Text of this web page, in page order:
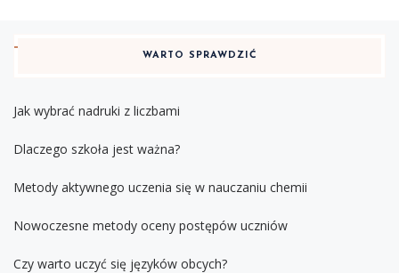
WARTO SPRAWDZIĆ
Jak wybrać nadruki z liczbami
Dlaczego szkoła jest ważna?
Metody aktywnego uczenia się w nauczaniu chemii
Nowoczesne metody oceny postępów uczniów
Czy warto uczyć się języków obcych?